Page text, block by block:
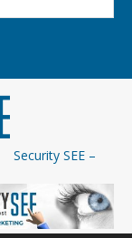
Security SEE –